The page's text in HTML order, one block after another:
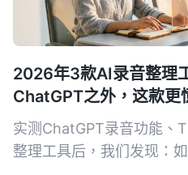
2026年3款AI录音整理
ChatGPT之外，这款更
实测ChatGPT录音功能、
整理工具后，我们发现：